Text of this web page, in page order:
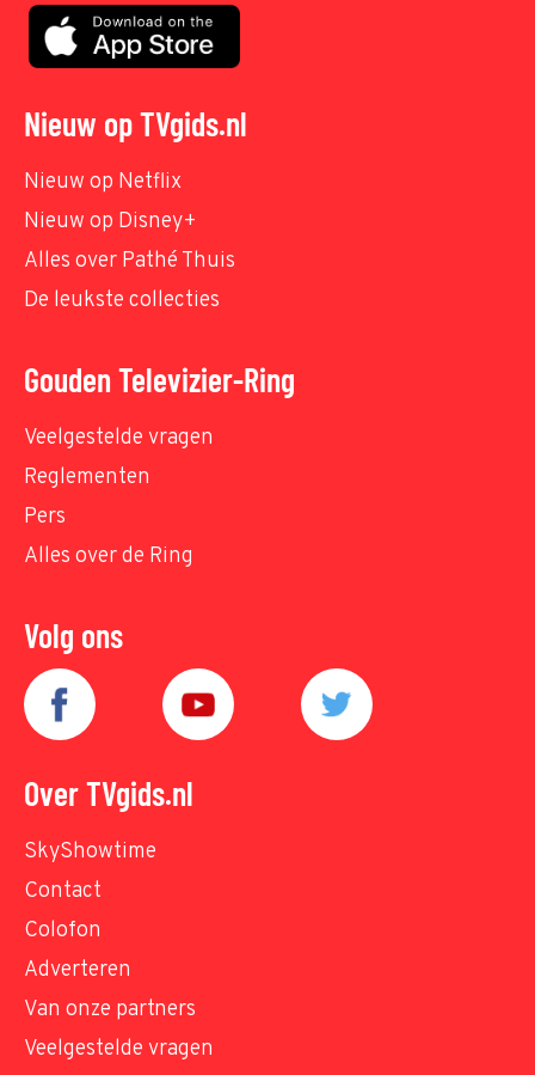
Nieuw op TVgids.nl
Nieuw op Netflix
Nieuw op Disney+
Alles over Pathé Thuis
De leukste collecties
Gouden Televizier-Ring
Veelgestelde vragen
Reglementen
Pers
Alles over de Ring
Volg ons
Over TVgids.nl
SkyShowtime
Contact
Colofon
Adverteren
Van onze partners
Veelgestelde vragen